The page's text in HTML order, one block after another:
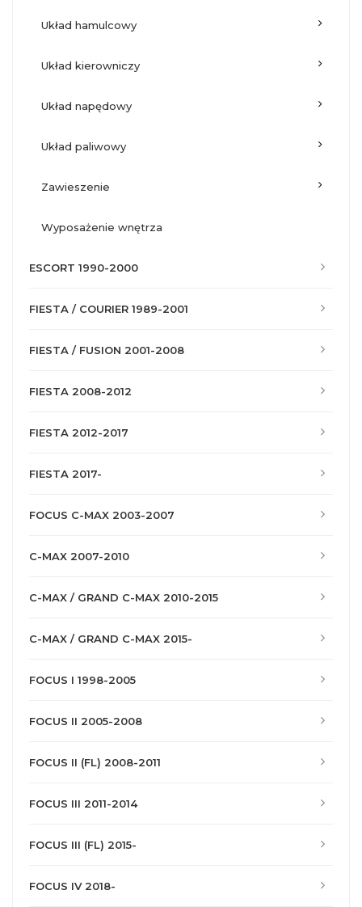
układ hamulcowy
układ kierowniczy
układ napędowy
układ paliwowy
zawieszenie
wyposażenie wnętrza
ESCORT 1990-2000
FIESTA / COURIER 1989-2001
FIESTA / FUSION 2001-2008
FIESTA 2008-2012
FIESTA 2012-2017
FIESTA 2017-
FOCUS C-MAX 2003-2007
C-MAX 2007-2010
C-MAX / GRAND C-MAX 2010-2015
C-MAX / GRAND C-MAX 2015-
FOCUS I 1998-2005
FOCUS II 2005-2008
FOCUS II (FL) 2008-2011
FOCUS III 2011-2014
FOCUS III (FL) 2015-
FOCUS IV 2018-